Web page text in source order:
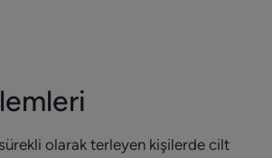
olarak terleyen kişilerde cilt